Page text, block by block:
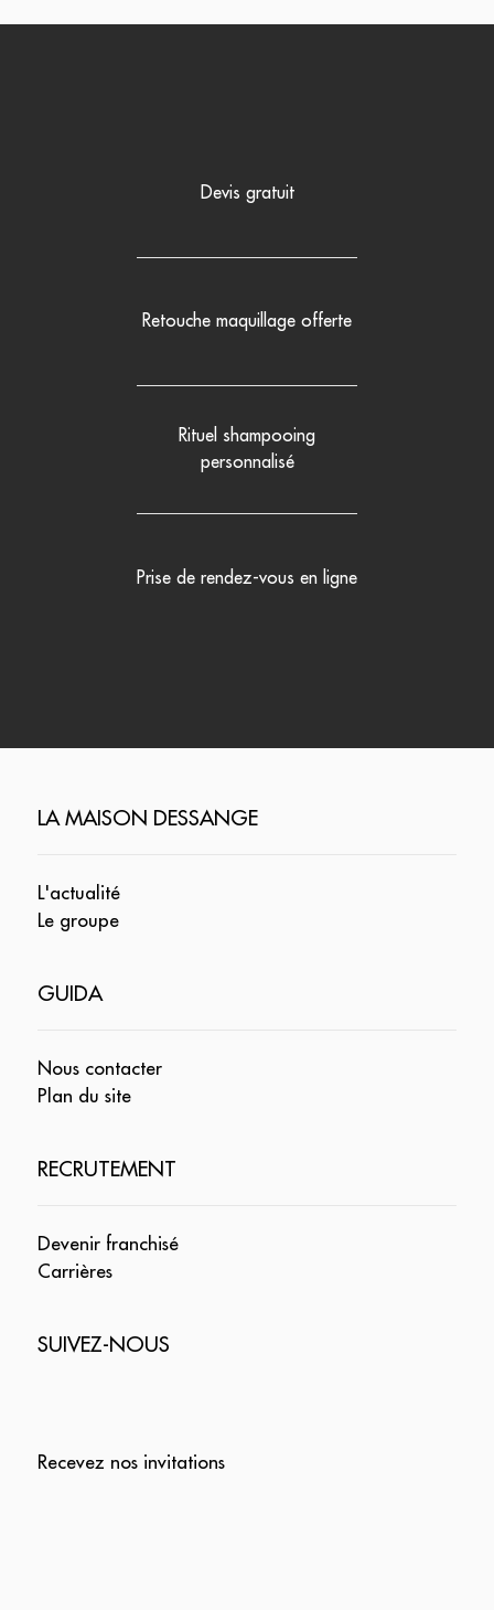
Devis gratuit
Retouche maquillage offerte
Rituel shampooing
personnalisé
Prise de rendez-vous en ligne
LA MAISON DESSANGE
L'actualité
Le groupe
GUIDA
Nous contacter
Plan du site
RECRUTEMENT
Devenir franchisé
Carrières
SUIVEZ-NOUS
Recevez nos invitations